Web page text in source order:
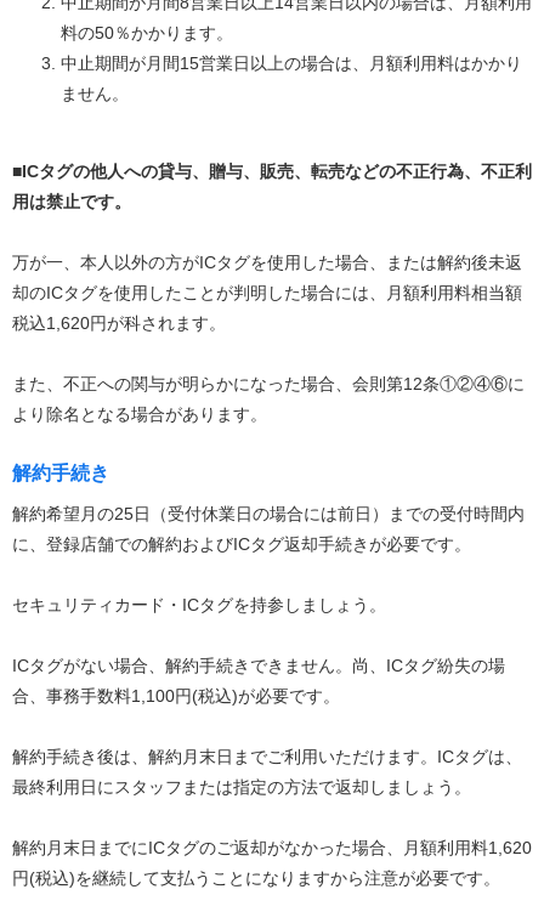
料の50％かかります。
中止期間が月間15営業日以上の場合は、月額利用料はかかり
ません。
■ICタグの他人への貸与、贈与、販売、転売などの不正行為、不正利
用は禁止です。
万が一、本人以外の方がICタグを使用した場合、または解約後未返
却のICタグを使用したことが判明した場合には、月額利用料相当額
税込1,620円が科されます。
また、不正への関与が明らかになった場合、会則第12条①②④⑥に
より除名となる場合があります。
解約手続き
解約希望月の25日（受付休業日の場合には前日）までの受付時間内
に、登録店舗での解約およびICタグ返却手続きが必要です。
セキュリティカード・ICタグを持参しましょう。
ICタグがない場合、解約手続きできません。尚、ICタグ紛失の場
合、事務手数料1,100円(税込)が必要です。
解約手続き後は、解約月末日までご利用いただけます。ICタグは、
最終利用日にスタッフまたは指定の方法で返却しましょう。
解約月末日までにICタグのご返却がなかった場合、月額利用料1,620
円(税込)を継続して支払うことになりますから注意が必要です。